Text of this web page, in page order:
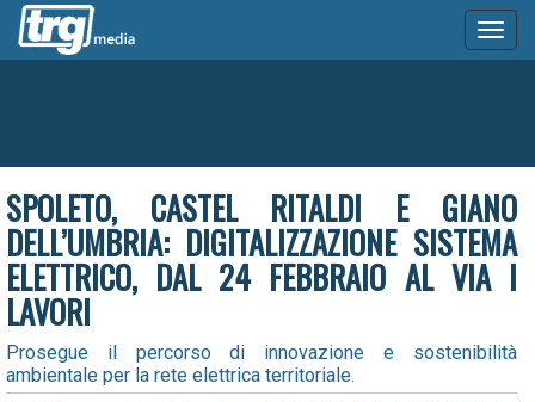
SPOLETO, CASTEL RITALDI E GIANO
DELL’UMBRIA: DIGITALIZZAZIONE SISTEMA
ELETTRICO, DAL 24 FEBBRAIO AL VIA I
LAVORI
Prosegue il percorso di innovazione e sostenibilità
ambientale per la rete elettrica territoriale.